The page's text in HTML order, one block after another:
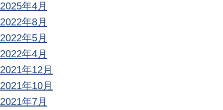
2025年4月
2022年8月
2022年5月
2022年4月
2021年12月
2021年10月
2021年7月